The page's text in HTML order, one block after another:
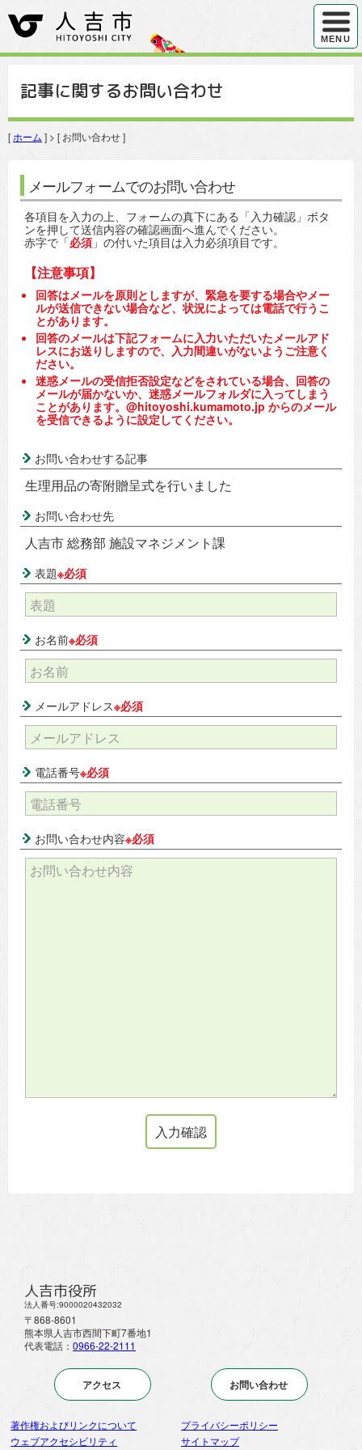
ハンバ
MENU
記事に関するお問い合わせ
[ ホーム ] > [ お問い合わせ ]
メールフォームでのお問い合わせ
各項目を入力の上、フォームの真下にある「入力確認」ボタ
ンを押して送信内容の確認画面へ進んでください。
赤字で「必須 」の付いた項目は入力必須項目です。
【注意事項】
回答はメールを原則としますが、緊急を要する場合やメー
ルが送信できない場合など、状況によっては電話で行うこ
とがあります。
回答のメールは下記フォームに入力いただいたメールアド
レスにお送りしますので、入力間違いがないようご注意く
ださい。
迷惑メールの受信拒否設定などをされている場合、回答の
メールが届かないか、迷惑メールフォルダに入ってしまう
ことがあります。@hitoyoshi.kumamoto.jp からのメール
を受信できるように設定してください。
お問い合わせする記事
生理用品の寄附贈呈式を行いました
お問い合わせ先
人吉市 総務部 施設マネジメント課
表題※必須
お名前※必須
メールアドレス※必須
電話番号※必須
お問い合わせ内容※必須
人吉市役所
法人番号:9000020432032
〒868-8601
熊本県人吉市西間下町7番地1
代表電話： 0966-22-2111
アクセス お問い合わせ
著作権およびリンクについて
プライバシーポリシー
ウェブアクセシビリティ
サイトマップ